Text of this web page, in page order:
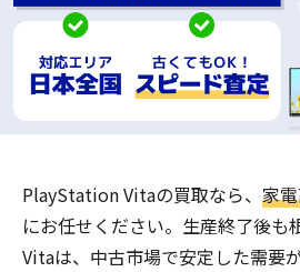
PlayStation Vitaの買取なら、 家
にお任せください。生産終了後も
Vitaは、中古市場で安定した需要が